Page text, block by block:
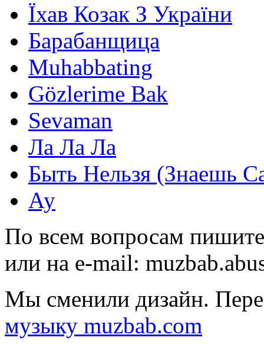
Їхав Козак З України
Барабанщица
Muhabbating
Gözlerime Bak
Sevaman
Ла Ла Ла
Быть Нельзя (Знаешь
Ау
По всем вопросам
или на e-mail:
Мы сменили дизайн.
музыку muzbab.com